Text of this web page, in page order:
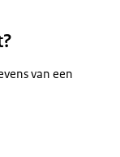
van een